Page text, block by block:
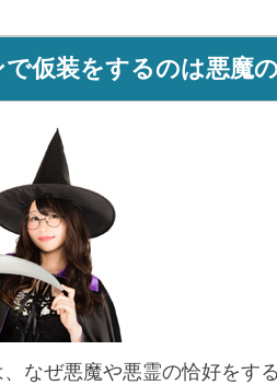
仮装をするのは悪魔
なぜ悪魔や悪霊の恰好をす